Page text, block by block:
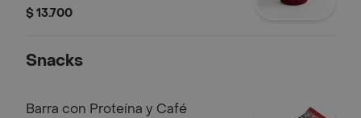
$ 13.700
Snacks
Barra con Proteína y Café